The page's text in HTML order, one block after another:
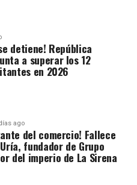
detiene! República
a superar los 12
en 2026
ago
del comercio! Fallece
fundador de Grupo
del imperio de La Sirena